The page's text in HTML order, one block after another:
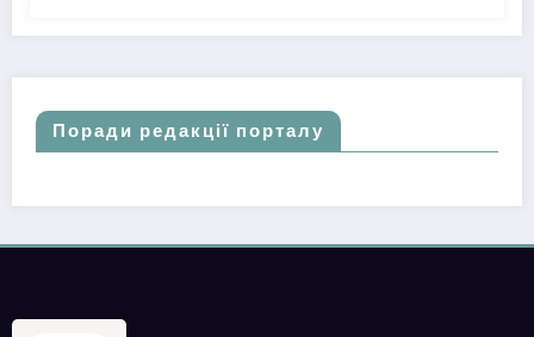
Поради редакції порталу